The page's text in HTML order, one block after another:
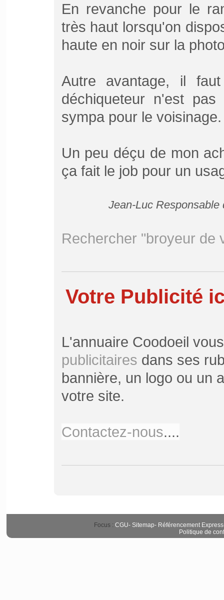
En revanche pour le
très haut lorsqu'on
haute en noir sur la
Autre avantage, il
déchiqueteur n'est
sympa pour le voisinage.
Un peu déçu de mon
ça fait le job pour un
Jean-Luc
Rechercher "broyeur de
Votre Publicité
L'annuaire Coodoeil
publicitaires dans ses
bannière, un logo ou un
votre site.
Contactez-nous....
Focus : CGU- Sitemap- Référencement Express
Politique de